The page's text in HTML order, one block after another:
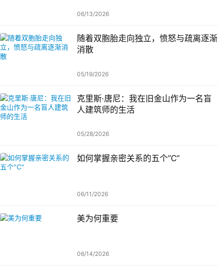
06/13/2026
随着双胞胎走向独立，愤怒与疏离逐渐
消散
05/19/2026
克里斯·唐尼：我在旧金山作为一名盲
人建筑师的生活
05/28/2026
如何掌握亲密关系的五个”C”
06/11/2026
美为何重要
06/14/2026